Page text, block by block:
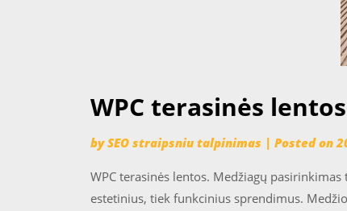
WPC terasinės lentos
bySEO straipsniu talpinimas | Posted on
WPC terasinės lentos. Medžiagų
estetinius, tiek funkcinius sprendimus.